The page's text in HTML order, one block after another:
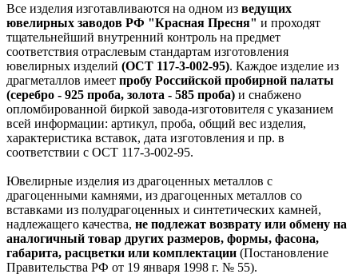
Все изделия изготавливаются на одном из ведущих
ювелирных заводов РФ "Красная Пресня" и проходят
тщательнейший внутренний контроль на предмет
соответствия отраслевым стандартам изготовления
ювелирных изделий (ОСТ 117-3-002-95). Каждое изделие из
драгметаллов имеет пробу Российской пробирной палаты
(серебро - 925 проба, золота - 585 проба) и снабжено
опломбированной биркой завода-изготовителя с указанием
всей информации: артикул, проба, общий вес изделия,
характеристика вставок, дата изготовления и пр. в
соответствии с ОСТ 117-3-002-95.
Ювелирные изделия из драгоценных металлов с
драгоценными камнями, из драгоценных металлов со
вставками из полудрагоценных и синтетических камней,
надлежащего качества, не подлежат возврату или обмену на
аналогичный товар других размеров, формы, фасона,
габарита, расцветки или комплектации (Постановление
Правительства РФ от 19 января 1998 г. № 55).